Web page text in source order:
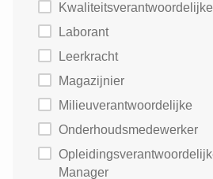
Kwaliteitsverantwoordelijke
Laborant
Leerkracht
Magazijnier
Milieuverantwoordelijke
Onderhoudsmedewerker
Opleidingsverantwoordelijke / Hr
Manager